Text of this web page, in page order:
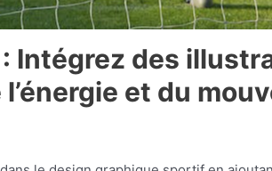
Intégrez des
et du